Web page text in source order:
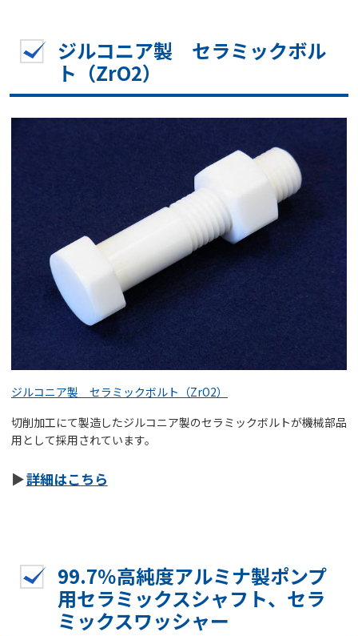
ジルコニア製 セラミックボル
ト（ZrO2）
ジルコニア製 セラミックボルト（ZrO2）
切削加工にて製造したジルコニア製のセラミックボルトが機械部品
用として採用されています。
詳細はこちら
99.7％高純度アルミナ製ポンプ
用セラミックスシャフト、セラ
ミックスワッシャー